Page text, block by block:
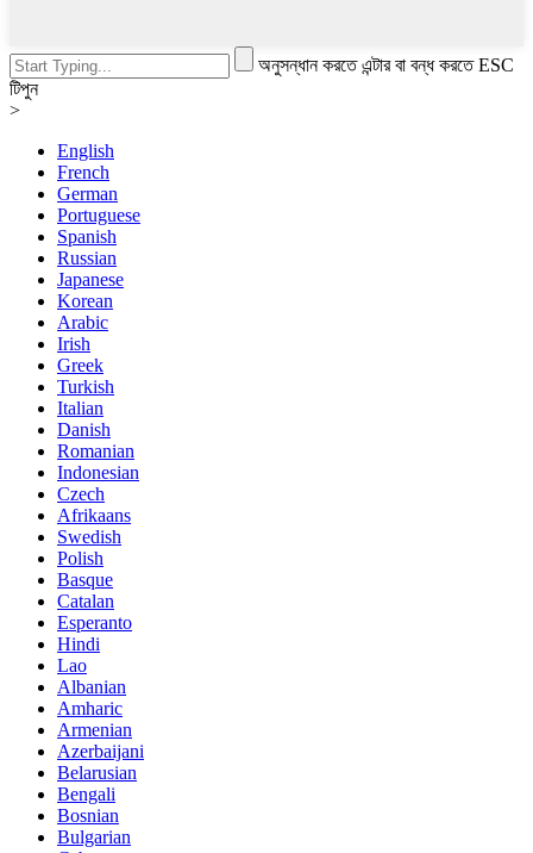
অনুসন্ধান করতে এন্টার বা বন্ধ করতে ESC
টিপুন
>
English
French
German
Portuguese
Spanish
Russian
Japanese
Korean
Arabic
Irish
Greek
Turkish
Italian
Danish
Romanian
Indonesian
Czech
Afrikaans
Swedish
Polish
Basque
Catalan
Esperanto
Hindi
Lao
Albanian
Amharic
Armenian
Azerbaijani
Belarusian
Bengali
Bosnian
Bulgarian